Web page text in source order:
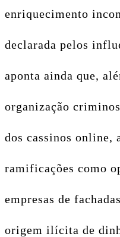
enriquecimento
declarada pelos
aponta ainda que,
organização
dos cassinos online,
ramificações como
empresas de
origem ilícita de